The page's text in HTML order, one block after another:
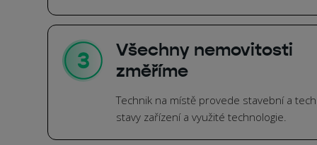
Všechny nemovitosti
změříme
Technik na místě provede stavební a
stavy zařízení a využité technologie.